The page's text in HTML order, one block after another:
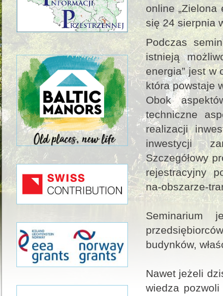
online „Zielona
się 24 sierpnia
Podczas
istnieją
energia” jest w
która powstaje
Obok
techniczne
realizacji
inwestycji
Szczegółowy
rejestracyjny
na-obszarze-
Seminarium
budynków,
Nawet jeżeli
wiedza